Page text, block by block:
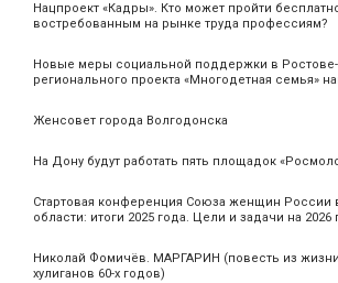
Нацпроект «Кадры». Кто может пройти
востребованным на рынке труда профессиям?
Новые меры социальной поддержки в Ростове-
регионального проекта «Многодетная семья»
Женсовет города Волгодонска
На Дону будут работать пять площадок
Стартовая конференция Союза женщин России
области: итоги 2025 года. Цели и задачи на 2026
Николай Фомичёв. МАРГАРИН (повесть из
хулиганов 60-х годов)